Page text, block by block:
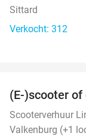
Sittard
Verkocht: 312
(E-)scooter
Scooterverhuur
Valkenburg (+1